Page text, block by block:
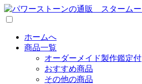
ホームへ
商品一覧
オーダーメイド製作鑑定付
おすすめ商品
その他の商品